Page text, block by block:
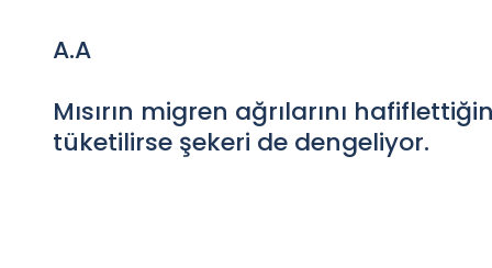
A.A
Mısırın migren ağrılarını
tüketilirse şekeri de dengeliyor.